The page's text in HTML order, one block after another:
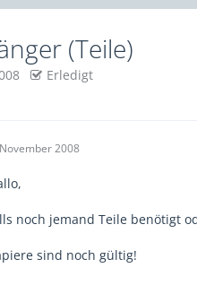
(Teile)
Erledigt
2008
noch jemand Teile benötigt
sind noch gültig!